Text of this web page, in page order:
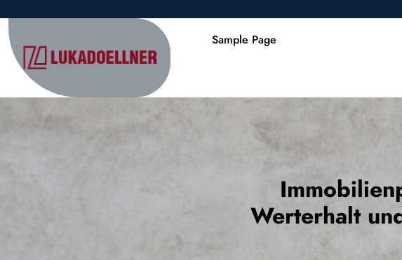
content
(Press
Enter)
Sample Page
Werterhalt